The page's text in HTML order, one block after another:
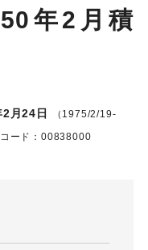
年2月積
月24日
（1975/2/19-
ード：00838000